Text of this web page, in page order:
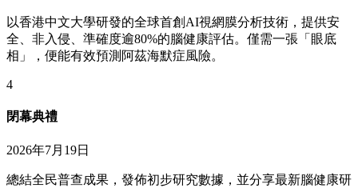
以香港中文大學研發的全球首創AI視網膜分析技術，提供安
全、非入侵、準確度逾80%的腦健康評估。僅需一張「眼底
相」，便能有效預測阿茲海默症風險。
4
閉幕典禮
2026年7月19日
總結全民普查成果，發佈初步研究數據，並分享最新腦健康研